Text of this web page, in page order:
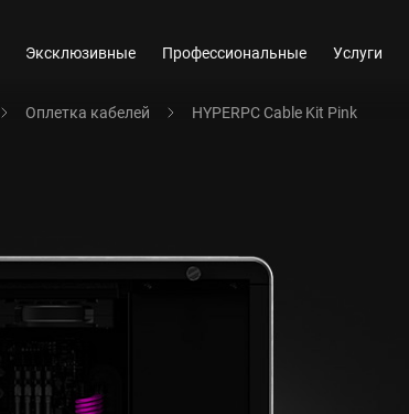
Эксклюзивные Профессиональные Услуги
Оплетка кабелей HYPERPC Cable Kit Pink